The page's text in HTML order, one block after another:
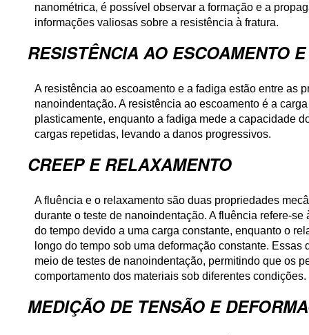
nanométrica, é possível observar a formação e a
informações valiosas sobre a resistência à fratura.
RESISTÊNCIA AO ESCOAMENTO
A resistência ao escoamento e a fadiga estão entre as
nanoindentação. A resistência ao escoamento é a
plasticamente, enquanto a fadiga mede a capacidade
cargas repetidas, levando a danos progressivos.
CREEP E RELAXAMENTO
A fluência e o relaxamento são duas propriedades
durante o teste de nanoindentação. A fluência refere-
do tempo devido a uma carga constante, enquanto o
longo do tempo sob uma deformação constante.
meio de testes de nanoindentação, permitindo que os
comportamento dos materiais sob diferentes condições.
MEDIÇÃO DE TENSÃO E